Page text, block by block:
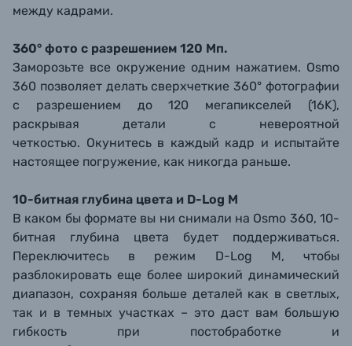
между кадрами.
360° фото с разрешением 120 Мп.
Заморозьте все окружение одним нажатием. Osmo
360 позволяет делать сверхчеткие 360° фотографии
с разрешением до 120 мегапикселей (16K),
раскрывая детали с невероятной
четкостью. Окунитесь в каждый кадр и испытайте
настоящее погружение, как никогда раньше.
10-битная глубина цвета и D-Log M
В каком бы формате вы ни снимали на Osmo 360, 10-
битная глубина цвета будет поддерживаться.
Переключитесь в режим D-Log M, чтобы
разблокировать еще более широкий динамический
диапазон, сохраняя больше деталей как в светлых,
так и в темных участках – это даст вам большую
гибкость при постобработке и